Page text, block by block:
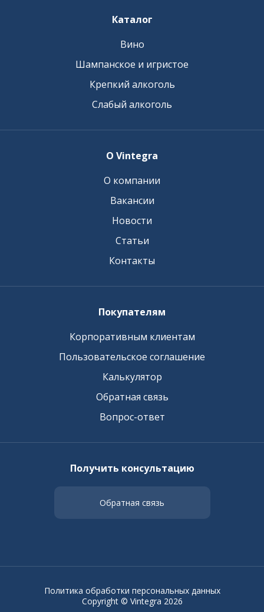
Каталог
Вино
Шампанское и игристое
Крепкий алкоголь
Слабый алкоголь
О Vintegra
О компании
Вакансии
Новости
Статьи
Контакты
Покупателям
Корпоративным клиентам
Пользовательское соглашение
Калькулятор
Обратная связь
Вопрос-ответ
Получить консультацию
Обратная связь
Copyright © Vintegra 2026
Политика обработки персональных данных